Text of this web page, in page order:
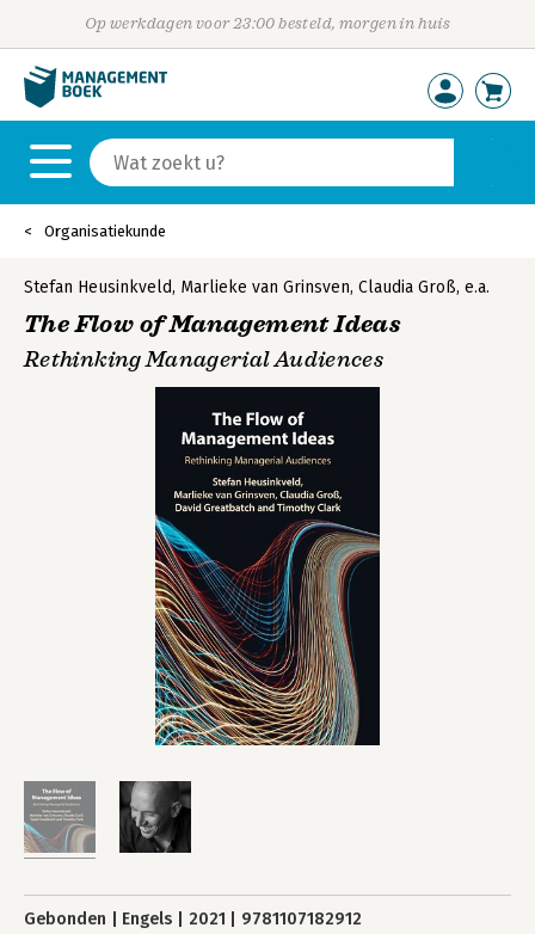
Op werkdagen voor 23:00 besteld, morgen in huis
Organisatiekunde
Stefan Heusinkveld, Marlieke van Grinsven, Claudia Groß, e.a.
The Flow of Management Ideas
Rethinking Managerial Audiences
Gebonden Engels 2021 9781107182912